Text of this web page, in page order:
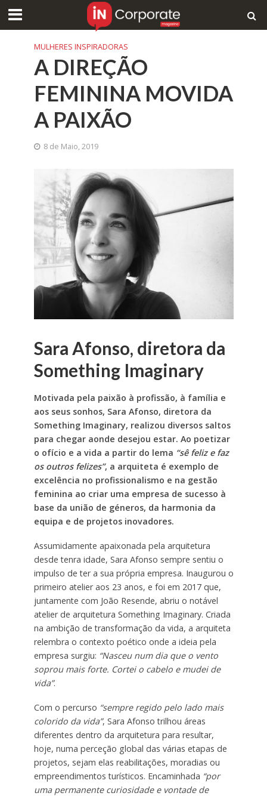
MULHERES INSPIRADORAS
A DIREÇÃO
FEMININA MOVIDA
A PAIXÃO
8 de Maio, 2019
Sara Afonso, diretora da
Something Imaginary
Motivada pela paixão à profissão, à família e
aos seus sonhos, Sara Afonso, diretora da
Something Imaginary, realizou diversos saltos
para chegar aonde desejou estar. Ao poetizar
o ofício e a vida a partir do lema “sê feliz e faz
os outros felizes”, a arquiteta é exemplo de
excelência no profissionalismo e na gestão
feminina ao criar uma empresa de sucesso à
base da união de géneros, da harmonia da
equipa e de projetos inovadores.
Assumidamente apaixonada pela arquitetura
desde tenra idade, Sara Afonso sempre sentiu o
impulso de ter a sua própria empresa. Inaugurou o
primeiro atelier aos 23 anos, e foi em 2017 que,
juntamente com João Resende, abriu o notável
atelier de arquitetura Something Imaginary. Criada
na ambição de transformação da vida, a arquiteta
relembra o contexto poético onde a ideia pela
empresa surgiu: “Nasceu num dia que o vento
soprou mais forte. Cortei o cabelo e mudei de
vida”.
Com o percurso “sempre regido pelo lado mais
colorido da vida”, Sara Afonso trilhou áreas
diferentes dentro da arquitetura para resultar,
hoje, numa perceção global das várias etapas de
projetos, sejam elas reabilitações, moradias ou
empreendimentos turísticos. Encaminhada “por
uma permanente curiosidade e vontade de